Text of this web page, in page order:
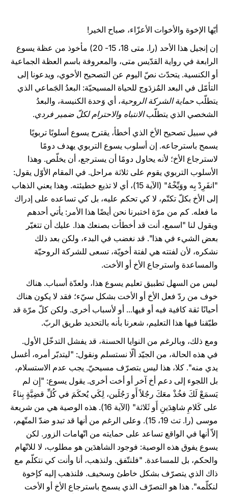
أيّها الإخوة والأخوات الأعزّاء، صباح الخير!
إن إنجيل هذا الأحد (را. متى 18، 15- 20) مأخوذ من عظة يسوع
الرابعة في رواية القدّيس متى، والمعروفة باسم العظة الجماعية
أو الكنسية. يتحدّث نصّ اليوم عن التصحيح الأخوي، ويدعونا إلى
التأمّل في البعد المُزدَوج للحياة المسيحيّة: البعدُ الجَماعي الذي
يتطلّب حماية الشركة الروحية، أي وَحدة الكنيسة، والبعدُ
الشخصي الذي يتطلّبالانتباه والاحترام لكلّ ضمير فردي.
في سبيل تصحيح الأخ الذي أخطأ، يقترح يسوع أسلوبًا تربويًا
يسمح باسترجاعه. إن أسلوب يسوع التربوي يهدف دومًا
لاسترجاع الأخ؛ لأنه يحاول دومًا أن يسترجع، أن يخلّص. وهذا
الأسلوب التربوي يقوم على ثلاثة مراحل. في المقام الأوّل يقول:
"انفَرِدْ بِه ووَبِّخْهُ" (الآية 15)، أي لا تذيع خطيئته. وهذا يعني الذهاب
إلى الأخ بكلّ تكتّم، لا كي تحكم عليه، بل كي تساعده على إدراك
ما فعله. كم من مرّة اختبرنا نحن أيضًا هذا الأمر: يأتي أحدهم
ويقول لنا "اسمع، أنت قد أخطأت بصنعك هذا. عليك أن تتغيّر
بعض الشيء في هذا". قد نغضب في البدء، ولكن بعد ذلك
نشكره، لأن لفتته هي لفتة أخويّة، تسعى للشركة الروحيّة
والمساعدة واسترجاع الأخ أو الأخت.
ليس من السهل تطبيق تعليم يسوع هذا، ولعدّة أسباب. هناك
خوف من ردّ فعل الأخ أو الأخت بشكل سيّء؛ فقد لا يكون هناك
أحيانًا ثقة كافية فيه أو فيها... أو لأسباب أخرى. ولكن كلّ مرّة قد
طبّقنا فيها هذا التعليم، شعرنا بأنه بالتحديد طريق الربّ.
ومع ذلك، وبالرغم من النوايا الحسنة، قد يفشل التدخّل الأول.
في هذه الحالة، من الجيّد ألّا نستسلم ونقول: "ليتدبّر أمره، أغسل
يدي منه". كلا، هذا ليس بتصرّف مسيحيّ. يجب عدم الاستسلام،
بل اللجوء إلى دعم أخ آخر أو أخت أخرى. يقول يسوع: "إِن لم
يَسمَعْ لَكَ فخُذْ معَكَ رجُلاً أَو رَجُلَين، لِكَي يُحكَمَ في كُلِّ قضِيَّةٍ بِناءً
على كَلامِ شاهِدَينِ أَو ثَلاثة" (الآية 16). هذه الوصية هي من شريعة
موسى (را. تث 19، 15). وعلى الرغم من أنها قد تبدو ضدّ المتّهم،
إلاّ أنها في الواقع تساعد على حمايته من اتّهامات الزور. لكن
يسوع يفوق هذه الوصية: فوجود الشاهدَين هو مطلوب، لا للاتّهام
والحكم، بل للمساعدة. "فلنتّفق. ولنذهب، أنا وأنت كي نتكلّم مع
ذاك الذي يتصرّف بشكل خاطئ وسخيف. فلنذهب إليه كإخوة
لنكلّمه". هذا هو التصرّف الذي يسمح باسترجاع الأخ أو الأخت